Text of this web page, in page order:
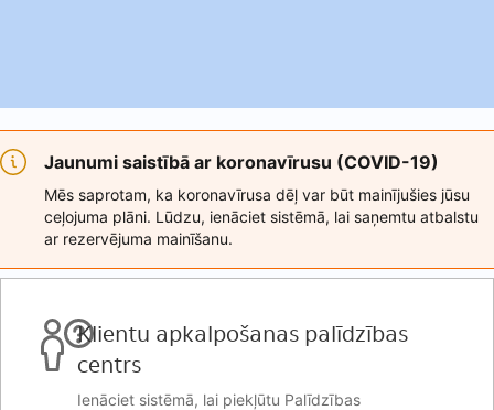
Jaunumi saistībā ar koronavīrusu (COVID-19)
Mēs saprotam, ka koronavīrusa dēļ var būt mainījušies jūsu
ceļojuma plāni. Lūdzu, ienāciet sistēmā, lai saņemtu atbalstu
ar rezervējuma mainīšanu.
Klientu apkalpošanas palīdzības
centrs
Ienāciet sistēmā, lai piekļūtu Palīdzības